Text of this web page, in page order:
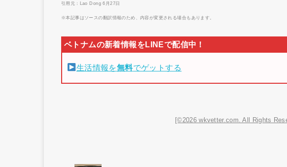
引用元：Lao Dong 6月27日
※本記事はソースの翻訳情報のため、内容が変更される場合もあります。
生活情報を無料でゲットする
[©2026 wkvetter.com. All Rights